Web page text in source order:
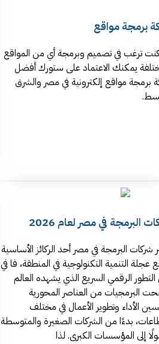
برمجة مواقع
كنت ترغب في تصميم وبرمجة أي من المواقع
يمكنك الاعتماد على ستورك أفضل
برمجة مواقع إلكترونية في مصر والشرق
البرمجة في مصر لعام 2026
شركات البرمجة في مصر أحد الركائز الأساسية
عجلة التنمية التكنولوجية في المنطقة، فا في
الرقمي السريع الذي يشهده العالم
البرمجيات من العناصر المحورية
الأداء وتطوير الأعمال في مختلف
بدءًا من الشركات الصغيرة والمتوسطة
إلى المؤسسات الكبرى. لذا